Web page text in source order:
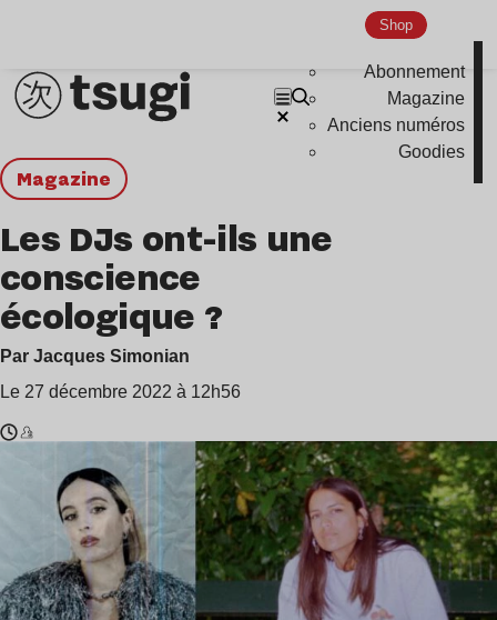
Shop
Abonnement
Magazine
Anciens numéros
Goodies
magazine
Les DJs ont-ils une
conscience
écologique ?
Par Jacques Simonian
Le 27 décembre 2022 à 12h56
min
Simo
Roni